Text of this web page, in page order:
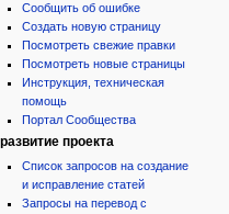
Сообщить об ошибке
Создать новую страницу
Посмотреть свежие правки
Посмотреть новые страницы
Инструкция, техническая
помощь
Портал Сообщества
развитие проекта
Список запросов на создание
и исправление статей
Запросы на перевод с